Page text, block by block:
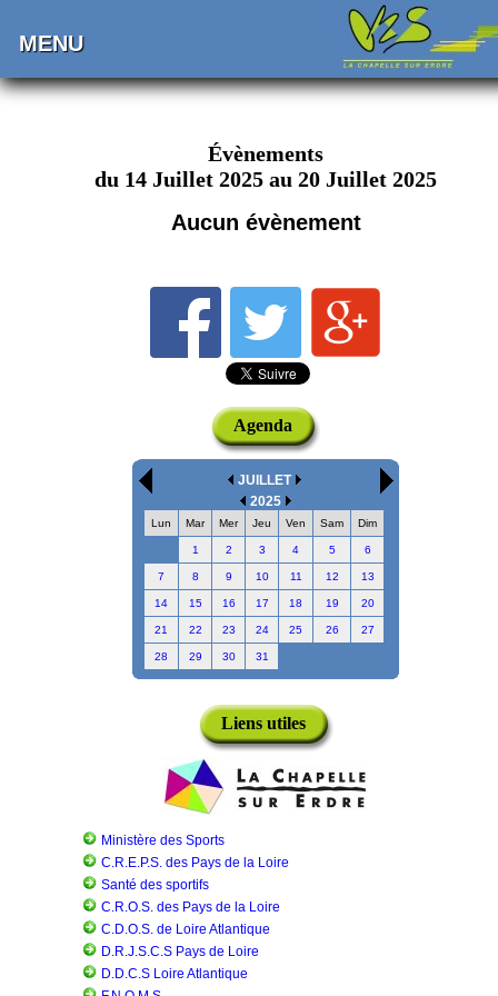
MENU
Évènements
du 14 Juillet 2025 au 20 Juillet 2025
Aucun évènement
Agenda
JUILLET
2025
Lun Mar Mer Jeu Ven Sam Dim
1 2 3 4 5 6
7 8 9 10 11 12 13
14 15 16 17 18 19 20
21 22 23 24 25 26 27
28 29 30 31
Liens utiles
Ministère des Sports
C.R.E.P.S. des Pays de la Loire
Santé des sportifs
C.R.O.S. des Pays de la Loire
C.D.O.S. de Loire Atlantique
D.R.J.S.C.S Pays de Loire
D.D.C.S Loire Atlantique